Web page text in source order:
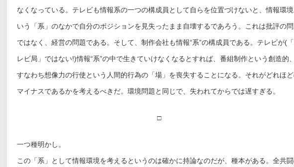
なくなっている。テレビも情報系の一つの構成員として自らを位置づけないと、情報環境
いう「系」のなかで自分のポジションを見失ったまま自壊するであろう。これは批評の
ではなく、経営の問題である。そして、制作会社も情報“系”の構成員である。テレビが(
レビ局」ではない!)情報“系”の中で生きていけなくなるとすれば、番組制作という創造的、
すなわち想像力の行使という人間的行為の「場」を喪失することになる。それがどれほ
マイナスであるかを考えるべきだ。環境問題と同じで、失われてからでは遅すぎる。
□
一つ種明かし。
この「系」として情報環境を考えるというのは確かに持論なのだが、種本がある。全共